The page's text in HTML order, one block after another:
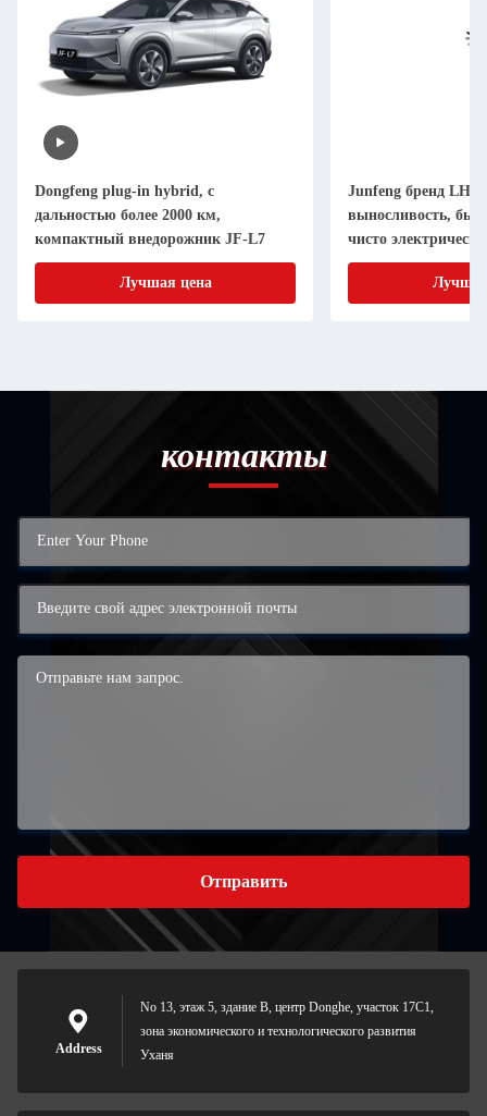
Dongfeng plug-in hybrid, с
дальностью более 2000 км,
компактный внедорожник JF-L7
Лучшая цена
Junfeng бренд
выносливость,
чисто
JF-LC 05 с
контакты
Отправить
Address
No 13, этаж 5, здание B, центр Donghe, участок 17C1,
зона экономического и технологического развития
Уханя